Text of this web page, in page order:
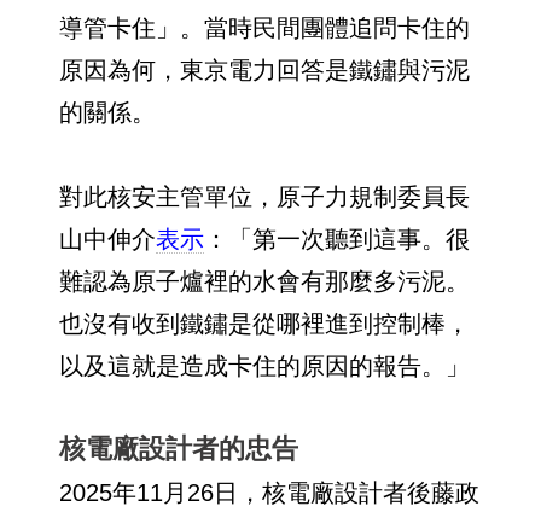
導管卡住」。當時民間團體追問卡住的
原因為何，東京電力回答是鐵鏽與污泥
的關係。
對此核安主管單位，原子力規制委員長
山中伸介表示：「第一次聽到這事。很
難認為原子爐裡的水會有那麼多污泥。
也沒有收到鐵鏽是從哪裡進到控制棒，
以及這就是造成卡住的原因的報告。」
核電廠設計者的忠告
2025年11月26日，核電廠設計者後藤政